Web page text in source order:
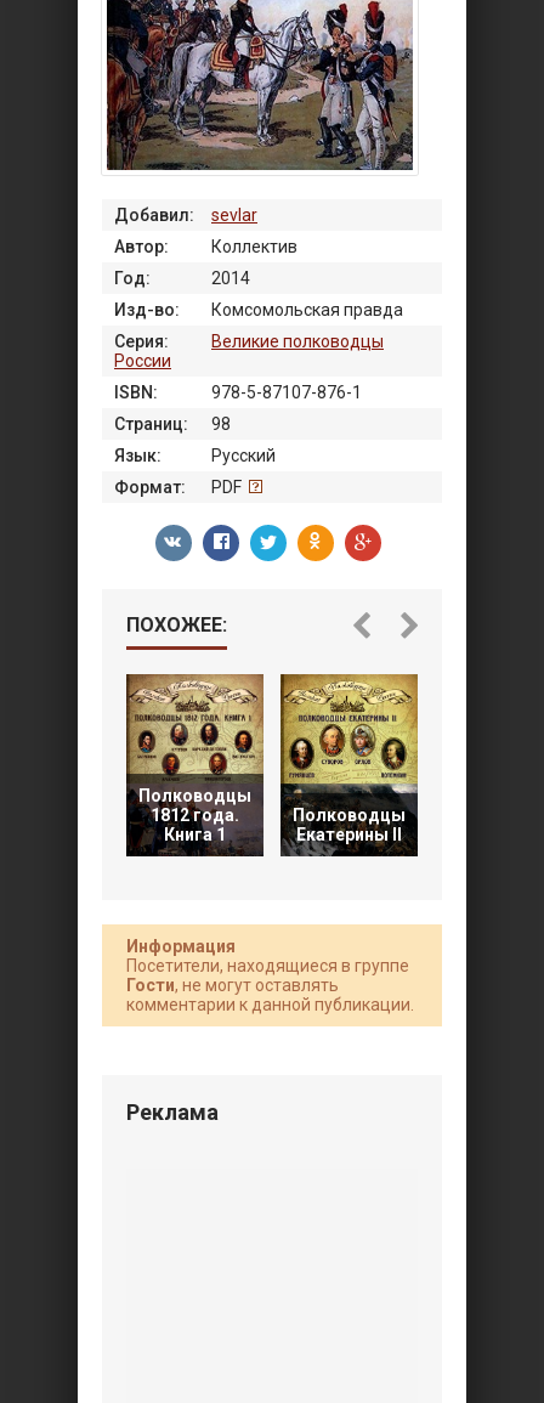
Добавил:
sevlar
Автор:
Коллектив
Год:
2014
Изд-во:
Комсомольская правда
Серия:
Великие полководцы
России
ISBN:
978-5-87107-876-1
Страниц:
98
Язык:
Русский
Формат:
PDF
ПОХОЖЕЕ:
Полководцы
1812 года.
Книга 1
Полководцы
Екатерины II
Информация
Посетители, находящиеся в группе
Гости, не могут оставлять
комментарии к данной публикации.
Реклама